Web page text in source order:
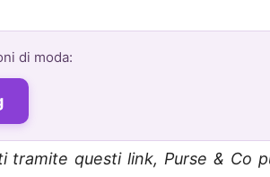
di moda:
tramite questi link, Purse & Co